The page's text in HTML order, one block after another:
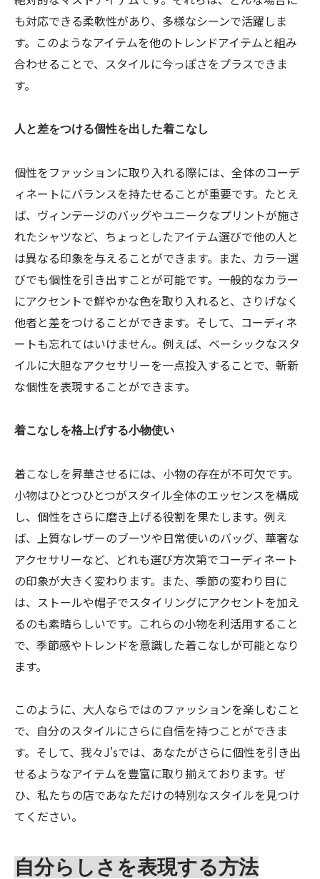
も対応できる柔軟性があり、多様なシーンで活躍しま
す。このようなアイテムを他のトレンドアイテムと組み
合わせることで、スタイルに今っぽさをプラスできま
す。
人と差をつける個性を出した着こなし
個性をファッションに取り入れる際には、全体のコーデ
ィネートにバランスを持たせることが重要です。たとえ
ば、ヴィンテージのバッグやユニークなプリントが施さ
れたシャツなど、ちょっとしたアイテム選びで他の人と
は異なる印象を与えることができます。また、カラー選
びでも個性を引き出すことが可能です。一般的なカラー
にアクセントで鮮やかな色を取り入れると、さりげなく
他者と差をつけることができます。そして、コーディネ
ートも忘れてはいけません。例えば、ベーシックなスタ
イルに大胆なアクセサリーを一点投入することで、斬新
な個性を表現することができます。
着こなしを格上げする小物使い
着こなしを昇華させるには、小物の存在が不可欠です。
小物はひとつひとつがスタイル全体のエッセンスを構成
し、個性をさらに磨き上げる役割を果たします。例え
ば、上質なレザーのブーツや日常使いのバッグ、華奢な
アクセサリーなど、どれも選び方次第でコーディネート
の印象が大きく変わります。また、季節の変わり目に
は、ストールや帽子でスタイリングにアクセントを加え
るのも素晴らしいです。これらの小物を利活用すること
で、季節感やトレンドを意識した着こなしが可能となり
ます。
このように、大人ならではのファッションを楽しむこと
で、自分のスタイルにさらに自信を持つことができま
す。そして、我々J'sでは、あなたがさらに個性を引き出
せるようなアイテムを豊富に取り揃えております。ぜ
ひ、私たちの店であなただけの特別なスタイルを見つけ
てください。
自分らしさを表現する方法